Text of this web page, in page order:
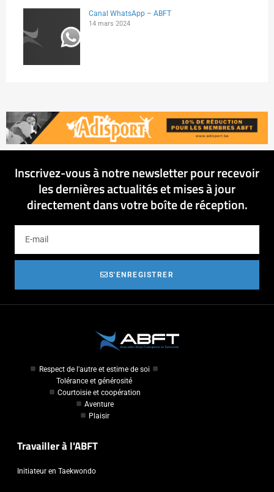
Canal WhatsApp – ABFT
14 mars 2024
Inscrivez-vous à notre newsletter pour recevoir
les dernières actualités et mises à jour
directement dans votre boîte de réception.
S'ENREGISTRER
Respect de l'autre et estime de soi
Tolérance et générosité
Courtoisie et coopération
Aventure
Plaisir
Travailler à l'ABFT
Initiateur en Taekwondo